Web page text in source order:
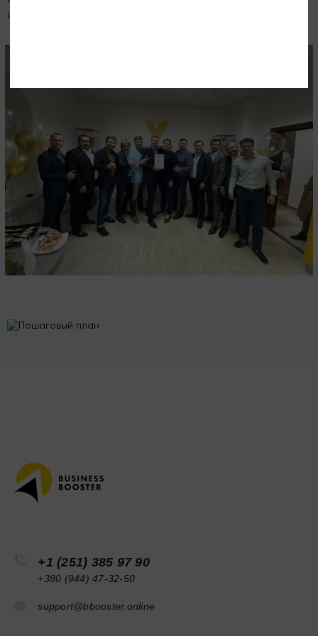
сферах!!
+1 (251) 385 97 90
+380 (944) 47-32-50
support@bbooster.online